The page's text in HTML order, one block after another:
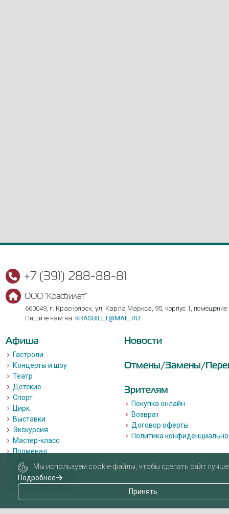
+7 (391) 288-88-81
ООО "Красбилет"
660049, г. Красноярск, ул. Карла Маркса, 95, корпус 1, помещение
Пишите нам на KRASBILET@MAIL.RU
Афиша
Гастроли
Концерты и шоу
Театр
Детские
Спорт
Цирк
Выставки
Экскурсия
Мастер-класс
Променад
Лекции
Квизы, квесты, игры.
Пушкинская карта
Новости
Отмены/Замены/
Зрителям
Покупка онлайн
Возврат
Договор оферты
Политика
Мы используем cookie-файлы, чтобы сделать сайт лучше
Подробнее
Принять